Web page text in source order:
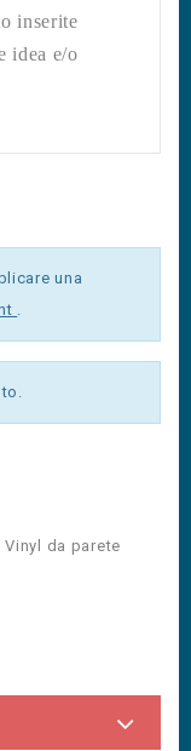
inserite
idea e/o
una
.
da parete